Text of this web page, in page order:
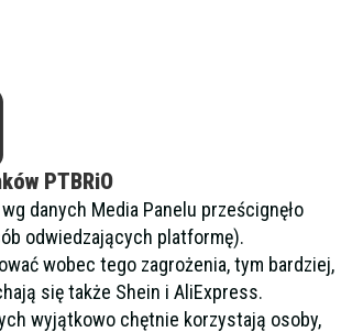
PTBRiO
danych Media Panelu prześcignęło
odwiedzających platformę).
wobec tego zagrożenia, tym bardziej,
się także Shein i AliExpress.
wyjątkowo chętnie korzystają osoby,